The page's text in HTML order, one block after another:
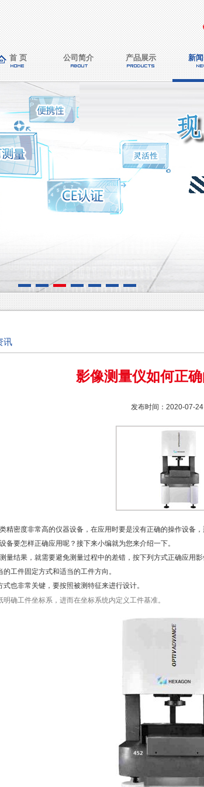
首 页 公司简介 产品展示 新
讯
影像测量仪如何正
发布时间：2020-07-24
密度非常高的仪器设备，在应用时要是没有正确的操作设备
备要怎样正确应用呢？接下来小编就为您来介绍一下。
结果，就需要避免测量过程中的差错，按下列方式正确应用影
件固定方式和适当的工件方向。
非常关键，要按照被测特征来进行设计。
工件坐标系，进而在坐标系统内定义工件基准。